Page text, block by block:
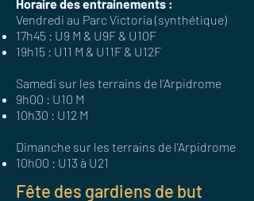
Horaire des entrainements :
Vendredi au Parc Victoria (synthétique)
17h45 : U9 M & U9F & U10F
19h15 : U11 M & U11F & U12F
Samedi sur les terrains de l’Arpidrome
9h00 : U10 M
10h30 : U12 M
Dimanche sur les terrains de l'Arpidrome
10h00 : U13 à U21
Fête des gardiens de but